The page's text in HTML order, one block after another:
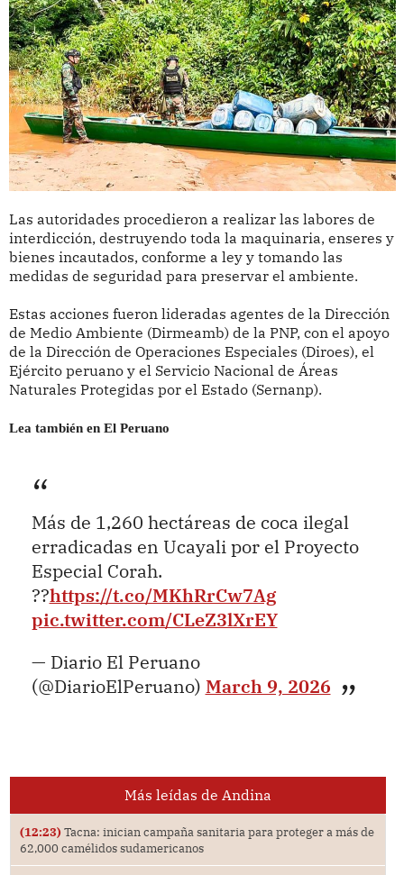
Las autoridades procedieron a realizar las labores de
interdicción, destruyendo toda la maquinaria, enseres y
bienes incautados, conforme a ley y tomando las
medidas de seguridad para preservar el ambiente.
Estas acciones fueron lideradas agentes de la Dirección
de Medio Ambiente (Dirmeamb) de la PNP, con el apoyo
de la Dirección de Operaciones Especiales (Diroes), el
Ejército peruano y el Servicio Nacional de Áreas
Naturales Protegidas por el Estado (Sernanp).
Lea también en El Peruano
Más de 1,260 hectáreas de coca ilegal
erradicadas en Ucayali por el Proyecto
Especial Corah.
??https://t.co/MKhRrCw7Ag
pic.twitter.com/CLeZ3lXrEY
— Diario El Peruano
(@DiarioElPeruano) March 9, 2026
Más leídas de Andina
(12:23) Tacna: inician campaña sanitaria para proteger a más de
62,000 camélidos sudamericanos